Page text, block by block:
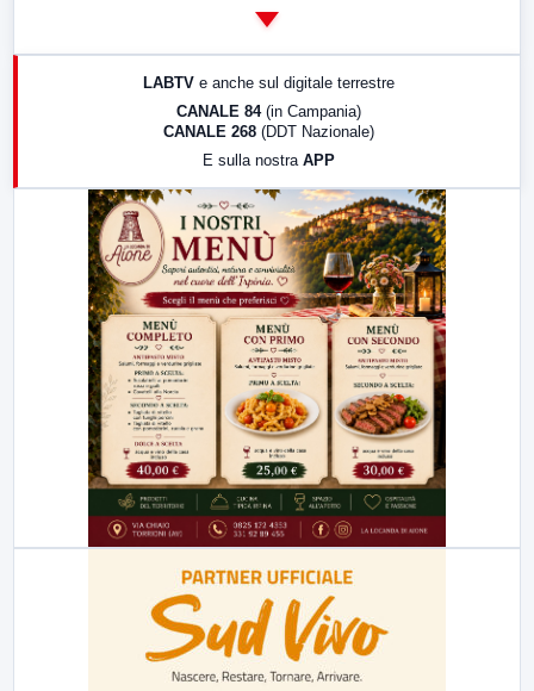
LabNews (replica)
LABTV e anche sul digitale terrestre
CANALE 84 (in Campania)
CANALE 268 (DDT Nazionale)
E sulla nostra APP